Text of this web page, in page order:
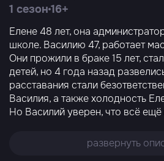
1 сезон 16+
Елене 48 лет, она
школе. Василию 47, работает
Они прожили в браке 15 лет,
детей, но 4 года назад
расставания стали
Василия, а также холодность
Но Василий уверен, что всё
развернуть